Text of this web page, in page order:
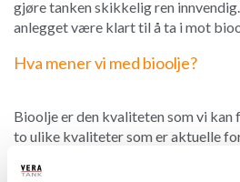
gjøre tanken skikkelig ren
anlegget være klart til å ta i mot
Hva mener vi med bioolje?
Bioolje er den kvaliteten som vi kan
to ulike kvaliteter som er aktuelle
typen heter HVO100, og er en
typen er første generasjons bioolje